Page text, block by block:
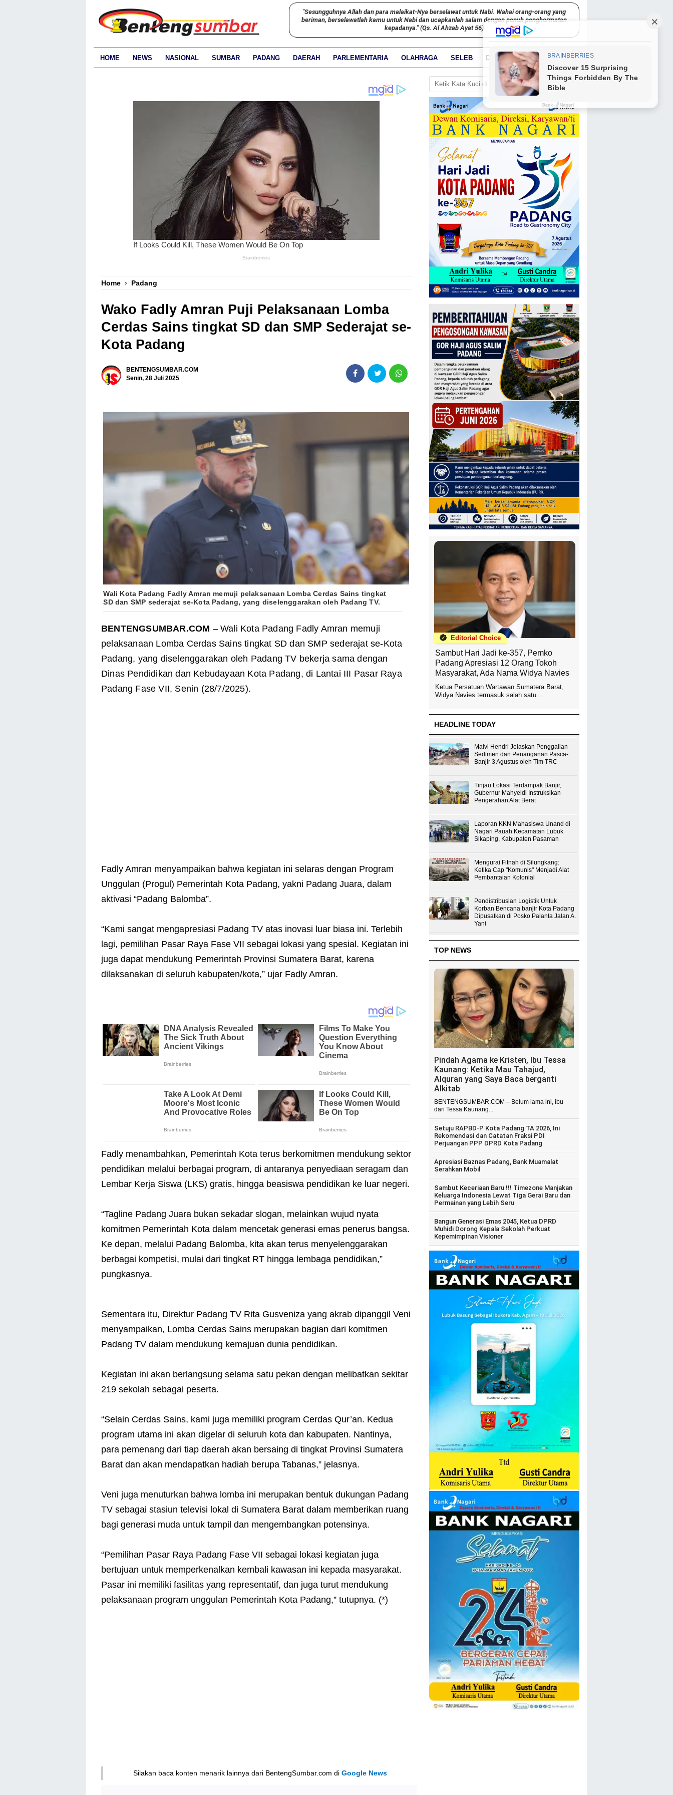
"Sesungguhnya Allah dan para malaikat-Nya berselawat untuk Nabi. Wahai orang-orang yang
beriman, berselawatlah kamu untuk Nabi dan ucapkanlah salam dengan penuh penghormatan
kepadanya." (Qs. Al Ahzab Ayat 56)
HOME NEWS NASIONAL SUMBAR PADANG DAERAH PARLEMENTARIA OLAHRAGA SELEB DUNIA PARIWARA
Home › Padang
Wako Fadly Amran Puji Pelaksanaan Lomba
Cerdas Sains tingkat SD dan SMP Sederajat se-
Kota Padang
BENTENGSUMBAR.COM
Senin, 28 Juli 2025
Wali Kota Padang Fadly Amran memuji pelaksanaan Lomba Cerdas Sains tingkat
SD dan SMP sederajat se-Kota Padang, yang diselenggarakan oleh Padang TV.
BENTENGSUMBAR.COM – Wali Kota Padang Fadly Amran memuji
pelaksanaan Lomba Cerdas Sains tingkat SD dan SMP sederajat se-Kota
Padang, yang diselenggarakan oleh Padang TV bekerja sama dengan
Dinas Pendidikan dan Kebudayaan Kota Padang, di Lantai III Pasar Raya
Padang Fase VII, Senin (28/7/2025).
Fadly Amran menyampaikan bahwa kegiatan ini selaras dengan Program
Unggulan (Progul) Pemerintah Kota Padang, yakni Padang Juara, dalam
aktivasi “Padang Balomba”.
“Kami sangat mengapresiasi Padang TV atas inovasi luar biasa ini. Terlebih
lagi, pemilihan Pasar Raya Fase VII sebagai lokasi yang spesial. Kegiatan ini
juga dapat mendukung Pemerintah Provinsi Sumatera Barat, karena
dilaksanakan di seluruh kabupaten/kota,” ujar Fadly Amran.
Fadly menambahkan, Pemerintah Kota terus berkomitmen mendukung sektor
pendidikan melalui berbagai program, di antaranya penyediaan seragam dan
Lembar Kerja Siswa (LKS) gratis, hingga beasiswa pendidikan ke luar negeri.
“Tagline Padang Juara bukan sekadar slogan, melainkan wujud nyata
komitmen Pemerintah Kota dalam mencetak generasi emas penerus bangsa.
Ke depan, melalui Padang Balomba, kita akan terus menyelenggarakan
berbagai kompetisi, mulai dari tingkat RT hingga lembaga pendidikan,”
pungkasnya.
Sementara itu, Direktur Padang TV Rita Gusveniza yang akrab dipanggil Veni
menyampaikan, Lomba Cerdas Sains merupakan bagian dari komitmen
Padang TV dalam mendukung kemajuan dunia pendidikan.
Kegiatan ini akan berlangsung selama satu pekan dengan melibatkan sekitar
219 sekolah sebagai peserta.
“Selain Cerdas Sains, kami juga memiliki program Cerdas Qur’an. Kedua
program utama ini akan digelar di seluruh kota dan kabupaten. Nantinya,
para pemenang dari tiap daerah akan bersaing di tingkat Provinsi Sumatera
Barat dan akan mendapatkan hadiah berupa Tabanas,” jelasnya.
Veni juga menuturkan bahwa lomba ini merupakan bentuk dukungan Padang
TV sebagai stasiun televisi lokal di Sumatera Barat dalam memberikan ruang
bagi generasi muda untuk tampil dan mengembangkan potensinya.
“Pemilihan Pasar Raya Padang Fase VII sebagai lokasi kegiatan juga
bertujuan untuk memperkenalkan kembali kawasan ini kepada masyarakat.
Pasar ini memiliki fasilitas yang representatif, dan juga turut mendukung
pelaksanaan program unggulan Pemerintah Kota Padang,” tutupnya. (*)
Silakan baca konten menarik lainnya dari BentengSumbar.com diGoogle News
Editorial Choice
Sambut Hari Jadi ke-357, Pemko
Padang Apresiasi 12 Orang Tokoh
Masyarakat, Ada Nama Widya Navies
Ketua Persatuan Wartawan Sumatera Barat,
Widya Navies termasuk salah satu...
HEADLINE TODAY
Malvi Hendri Jelaskan Penggalian
Sedimen dan Penanganan Pasca-
Banjir 3 Agustus oleh Tim TRC
Tinjau Lokasi Terdampak Banjir,
Gubernur Mahyeldi Instruksikan
Pengerahan Alat Berat
Laporan KKN Mahasiswa Unand di
Nagari Pauah Kecamatan Lubuk
Sikaping, Kabupaten Pasaman
Mengurai Fitnah di Silungkang:
Ketika Cap "Komunis" Menjadi Alat
Pembantaian Kolonial
Pendistribusian Logistik Untuk
Korban Bencana banjir Kota Padang
Dipusatkan di Posko Palanta Jalan A.
Yani
TOP NEWS
Pindah Agama ke Kristen, Ibu Tessa
Kaunang: Ketika Mau Tahajud,
Alquran yang Saya Baca berganti
Alkitab
BENTENGSUMBAR.COM – Belum lama ini, ibu
dari Tessa Kaunang...
Setuju RAPBD-P Kota Padang TA 2026, Ini
Rekomendasi dan Catatan Fraksi PDI
Perjuangan PPP DPRD Kota Padang
Apresiasi Baznas Padang, Bank Muamalat
Serahkan Mobil
Sambut Keceriaan Baru !!! Timezone Manjakan
Keluarga Indonesia Lewat Tiga Gerai Baru dan
Permainan yang Lebih Seru
Bangun Generasi Emas 2045, Ketua DPRD
Muhidi Dorong Kepala Sekolah Perkuat
Kepemimpinan Visioner